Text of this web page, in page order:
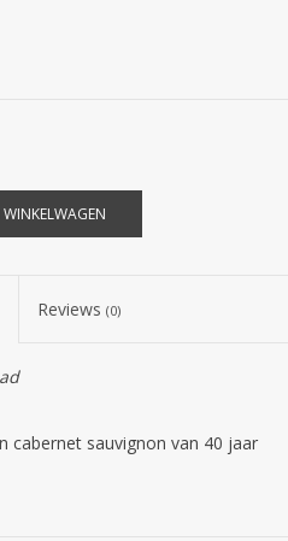
Reviews (0)
cabernet sauvignon van 40 jaar